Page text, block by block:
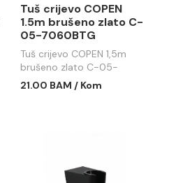
Tuš crijevo COPEN
1.5m brušeno zlato C-
05-7060BTG
Tuš crijevo COPEN 1,5m
brušeno zlato C-05-
7060BTG
21.00 BAM / Kom